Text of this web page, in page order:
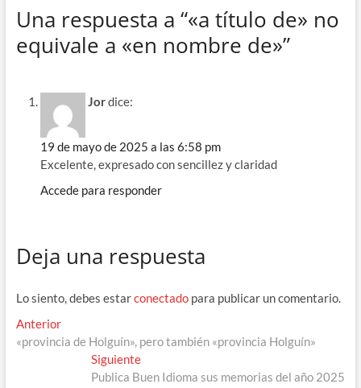
b
o
k
gr
a
a
ds
s
A
p
ar
Una respuesta a “«a título de» no
equivale a «en nombre de»”
Jordice:
19 de mayo de 2025 a las 6:58 pm
Excelente, expresado con sencillez y claridad
Accede para responder
Deja una respuesta
Lo siento, debes estarconectadopara publicar un comentario.
Navegación
de
entradas
AnteriorEntrada
anterior:
«provincia de Holguín», pero también «provincia Holguín»
SiguienteEntrada
siguiente:
Publica Buen Idioma sus memorias del año 2025